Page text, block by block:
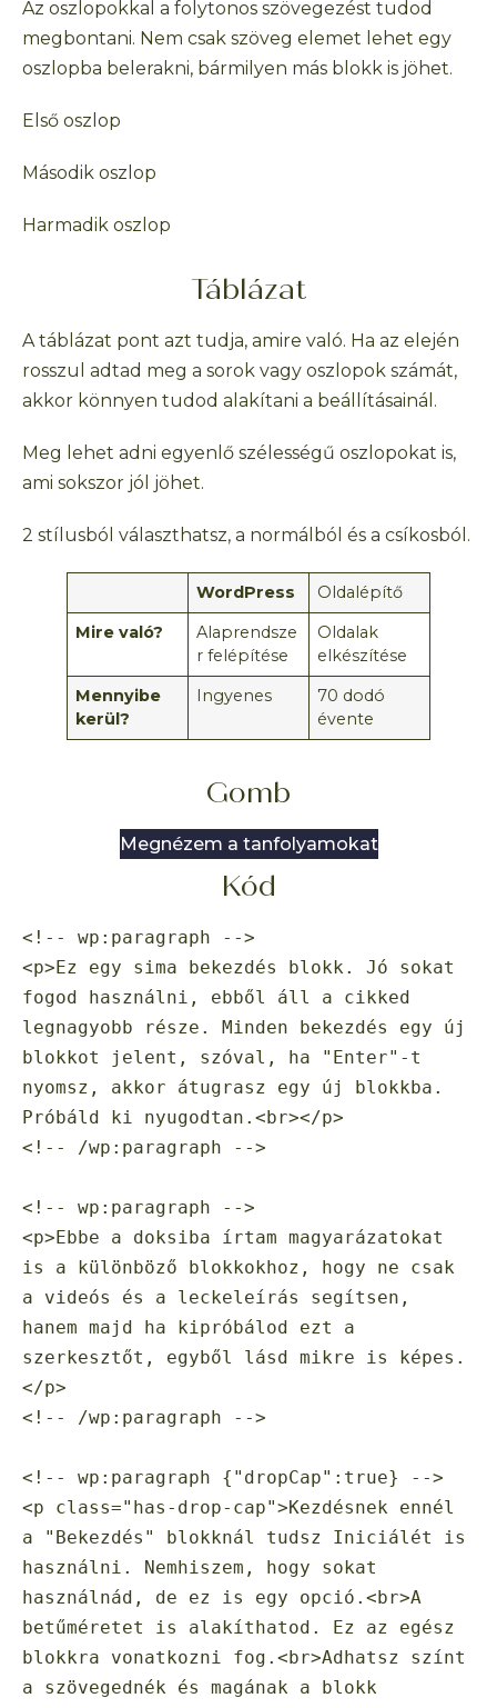
Az oszlopokkal a folytonos szövegezést tudod
megbontani. Nem csak szöveg elemet lehet egy
oszlopba belerakni, bármilyen más blokk is jöhet.
Első oszlop
Második oszlop
Harmadik oszlop
Táblázat
A táblázat pont azt tudja, amire való. Ha az elején
rosszul adtad meg a sorok vagy oszlopok számát,
akkor könnyen tudod alakítani a beállításainál.
Meg lehet adni egyenlő szélességű oszlopokat is,
ami sokszor jól jöhet.
2 stílusból választhatsz, a normálból és a csíkosból.
WordPress
Oldalépítő
Mire való?
Alaprendsze
r felépítése
Oldalak
elkészítése
Mennyibe
kerül?
Ingyenes
70 dodó
évente
Gomb
Megnézem a tanfolyamokat
Kód
<!-- wp:paragraph -->
<p>Ez egy sima bekezdés blokk. Jó sokat
fogod használni, ebből áll a cikked
legnagyobb része. Minden bekezdés egy új
blokkot jelent, szóval, ha "Enter"-t
nyomsz, akkor átugrasz egy új blokkba.
Próbáld ki nyugodtan.<br></p>
<!-- /wp:paragraph -->
<!-- wp:paragraph -->
<p>Ebbe a doksiba írtam magyarázatokat
is a különböző blokkokhoz, hogy ne csak
a videós és a leckeleírás segítsen,
hanem majd ha kipróbálod ezt a
szerkesztőt, egyből lásd mikre is képes.
</p>
<!-- /wp:paragraph -->
<!-- wp:paragraph {"dropCap":true} -->
<p class="has-drop-cap">Kezdésnek ennél
a "Bekezdés" blokknál tudsz Iniciálét is
használni. Nemhiszem, hogy sokat
használnád, de ez is egy opció.<br>A
betűméretet is alakíthatod. Ez az egész
blokkra vonatkozni fog.<br>Adhatsz színt
a szövegednék és magának a blokk